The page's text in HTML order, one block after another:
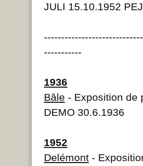
JULI 15.10.1952
-----------
1936
Bâle - Exposition de
DEMO 30.6.1936
1952
Delémont -